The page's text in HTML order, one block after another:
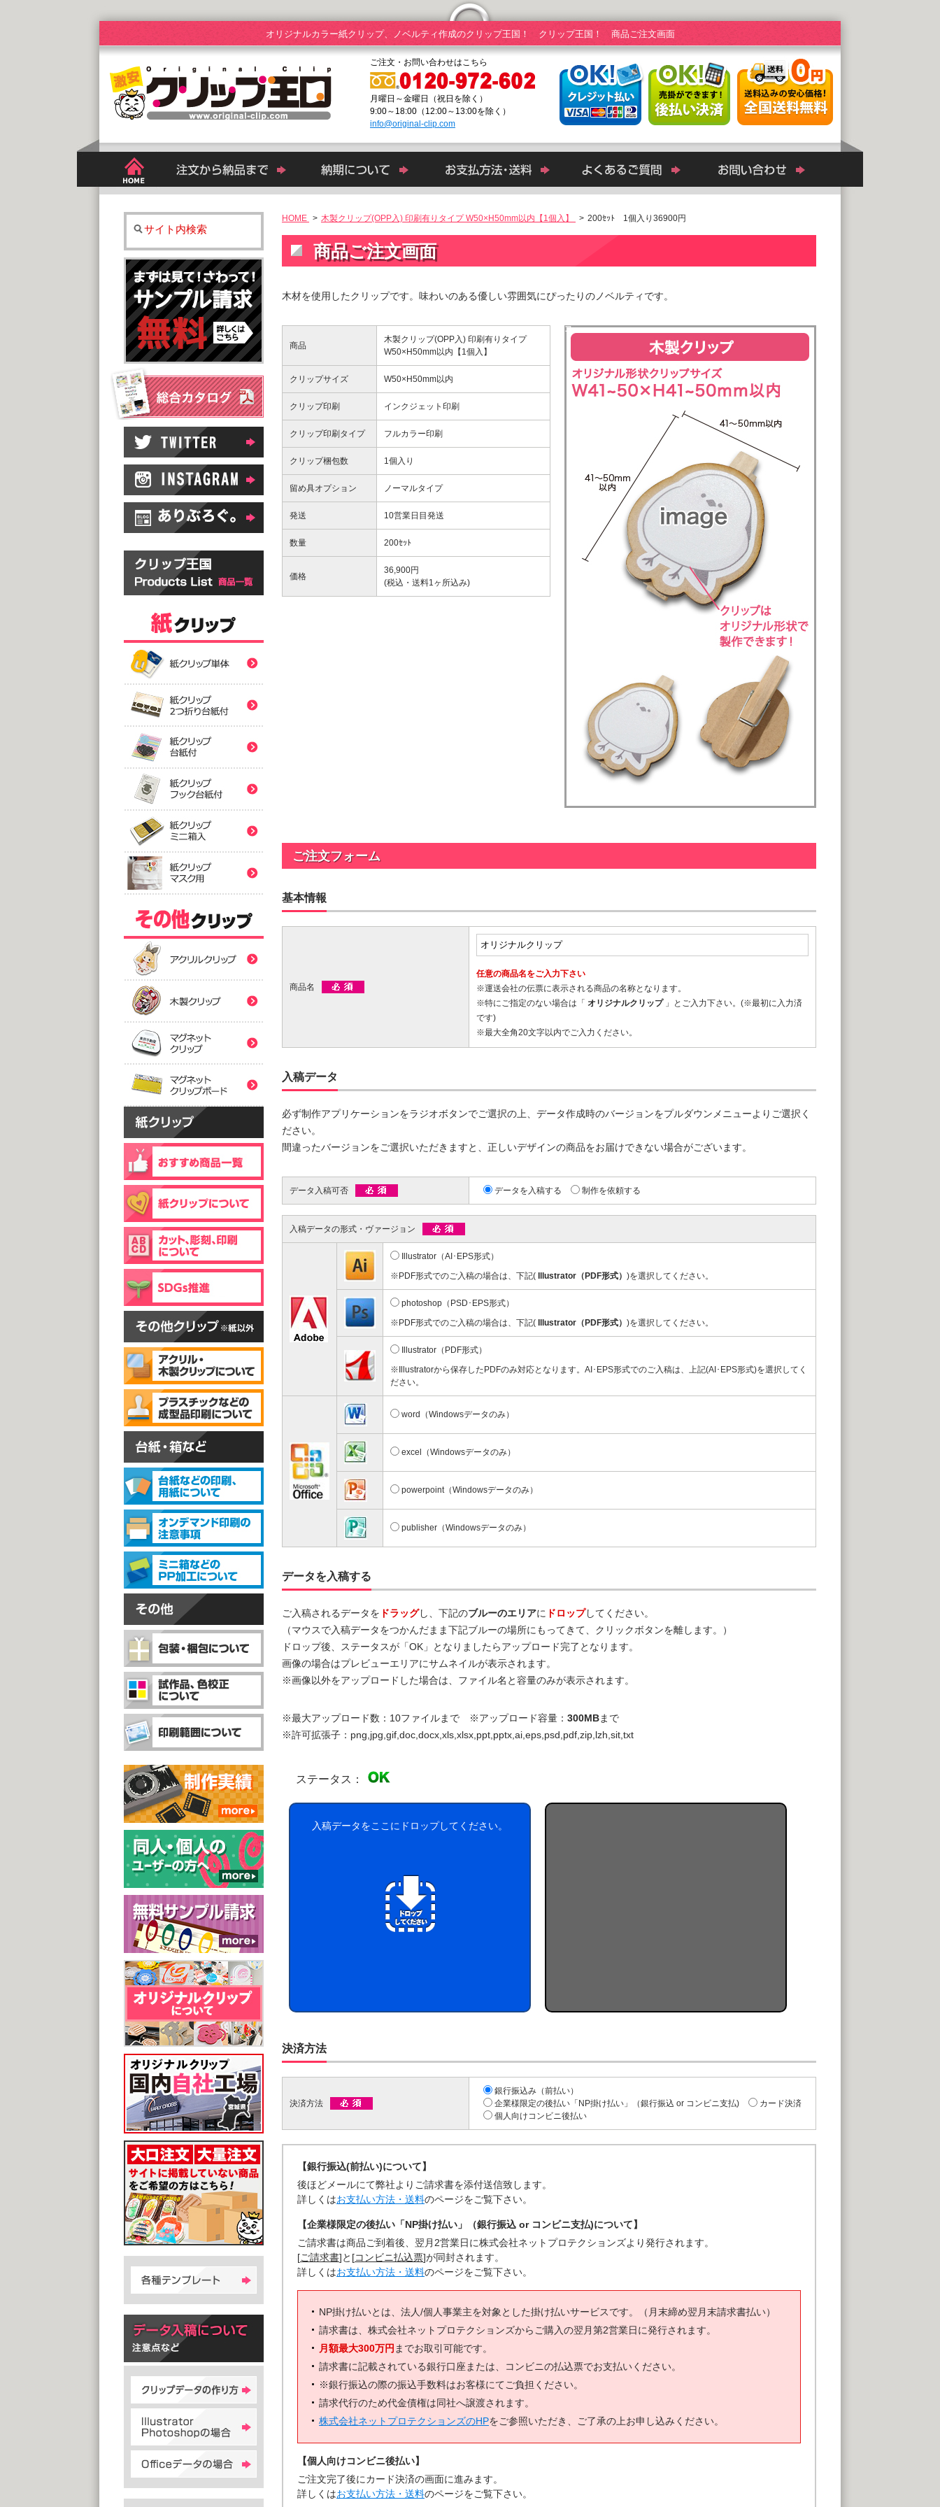
オリジナルカラー紙クリップ、ノベルティ作成のクリップ王国！ クリップ王国！ 商品ご注文画面
ご注文・お問い合わせはこちら
月曜日～金曜日（祝日を除く）
9:00～18:00（12:00～13:00を除く）
info@original-clip.com
HOME > 木製クリップ(OPP入) 印刷有りタイプ W50×H50mm以内【1個入】 > 200ｾｯﾄ 1個入り36900円
商品ご注文画面
木材を使用したクリップです。味わいのある優しい雰囲気にぴったりのノベルティです。
商品
木製クリップ(OPP入) 印刷有りタイプ
W50×H50mm以内【1個入】
クリップサイズ W50×H50mm以内
クリップ印刷 インクジェット印刷
クリップ印刷タイプ フルカラー印刷
クリップ梱包数 1個入り
留め具オプション ノーマルタイプ
発送 10営業日目発送
数量 200ｾｯﾄ
価格
36,900円
(税込・送料1ヶ所込み)
ご注文フォーム
基本情報
商品名
任意の商品名をご入力下さい
※運送会社の伝票に表示される商品の名称となります。
※特にご指定のない場合は「 オリジナルクリップ」とご入力下さい。(※最初に入力済
です)
※最大全角20文字以内でご入力ください。
入稿データ
必ず制作アプリケーションをラジオボタンでご選択の上、データ作成時のバージョンをプルダウンメニューよりご選択く
ださい。
間違ったバージョンをご選択いただきますと、正しいデザインの商品をお届けできない場合がございます。
データ入稿可否 データを入稿する 制作を依頼する
入稿データの形式・ヴァージョン
Illustrator（AI･EPS形式）
※PDF形式でのご入稿の場合は、下記(
Illustrator（PDF形式） )を選択してください。
photoshop（PSD･EPS形式）
※PDF形式でのご入稿の場合は、下記(
Illustrator（PDF形式） )を選択してください。
Illustrator（PDF形式）
※Illustratorから保存したPDFのみ対応となります。AI･EPS形式でのご入稿は、上記(AI･EPS形式)を選択してく
ださい。
word（Windowsデータのみ）
excel（Windowsデータのみ）
powerpoint（Windowsデータのみ）
publisher（Windowsデータのみ）
データを入稿する
ご入稿されるデータを ドラッグし、下記のブルーのエリアに ドロップしてください。
（マウスで入稿データをつかんだまま下記ブルーの場所にもってきて、クリックボタンを離します。）
ドロップ後、ステータスが「OK」となりましたらアップロード完了となります。
画像の場合はプレビューエリアにサムネイルが表示されます。
※画像以外をアップロードした場合は、ファイル名と容量のみが表示されます。
※最大アップロード数：10ファイルまで ※アップロード容量： 300MBまで
※許可拡張子：png,jpg,gif,doc,docx,xls,xlsx,ppt,pptx,ai,eps,psd,pdf,zip,lzh,sit,txt
ステータス：
入稿データをここにドロップしてください。
決済方法
決済方法
銀行振込み（前払い）
企業様限定の後払い「NP掛け払い」（銀行振込 or コンビニ支払)
カード決済
個人向けコンビニ後払い
【銀行振込(前払い)について】
後ほどメールにて弊社よりご請求書を添付送信致します。
詳しくはお支払い方法・送料のページをご覧下さい。
【企業様限定の後払い「NP掛け払い」（銀行振込 or コンビニ支払)について】
ご請求書は商品ご到着後、翌月2営業日に株式会社ネットプロテクションズより発行されます。
[ご請求書]と[コンビニ払込票]が同封されます。
詳しくはお支払い方法・送料のページをご覧下さい。
NP掛け払いとは、法人/個人事業主を対象とした掛け払いサービスです。（月末締め翌月末請求書払い）
請求書は、株式会社ネットプロテクションズからご購入の翌月第2営業日に発行されます。
月額最大300万円 までお取引可能です。
請求書に記載されている銀行口座または、コンビニの払込票でお支払いください。
※銀行振込の際の振込手数料はお客様にてご負担ください。
請求代行のため代金債権は同社へ譲渡されます。
株式会社ネットプロテクションズのHPをご参照いただき、ご了承の上お申し込みください。
【個人向けコンビニ後払い】
ご注文完了後にカード決済の画面に進みます。
詳しくはお支払い方法・送料のページをご覧下さい。
サイト内検索
@32.52～
紙クリップ印刷有
@80.96～
(5,000個 1個あたり)
@48.74～
(5,000個 1個あたり)
@55.92～
(5,000個 1個あたり)
@80.96～
アクリルクリップ印刷有
片面タイプ
(1,000個 1個あたり)
両面タイプ
@129.70～
(1,000個 1個あたり)
片面印刷タイプ
(1,000個 1個あたり)
台紙付タイプ
(1,000個 1個あたり)
木製クリップ彫刻
片面彫刻タイプ
(1,000個 1個あたり)
台紙付タイプ
(1,000個 1個あたり)
スタンドクリップ
スタンドクリップ
@111.20～
(1,000個 1個あたり)
個包装(OPP入)タイプ
@121.00～
@131.40～
(1,000個 1個あたり)
マグネットクリップボード
@164.90～
(5,000個 1個あたり)